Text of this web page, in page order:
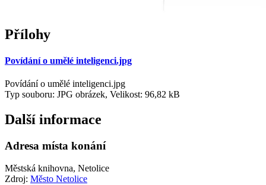
Přílohy
Povídání o umělé inteligenci.jpg
Povídání o umělé inteligenci.jpg
Typ souboru: JPG obrázek, Velikost: 96,82 kB
Další informace
Adresa místa konání
Městská knihovna, Netolice
Zdroj: Město Netolice